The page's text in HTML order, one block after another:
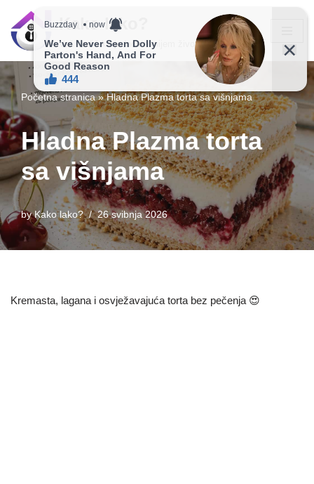
Skip
content
Kako lako?
Vaš vodič ka jednostavnijem životu!
Početna stranica»Hladna Plazma torta sa višnjama
Hladna Plazma torta
sa višnjama
byKako lako? 26 svibnja 2026
Kremasta, lagana i osvježavajuća torta bez pečenja 😍